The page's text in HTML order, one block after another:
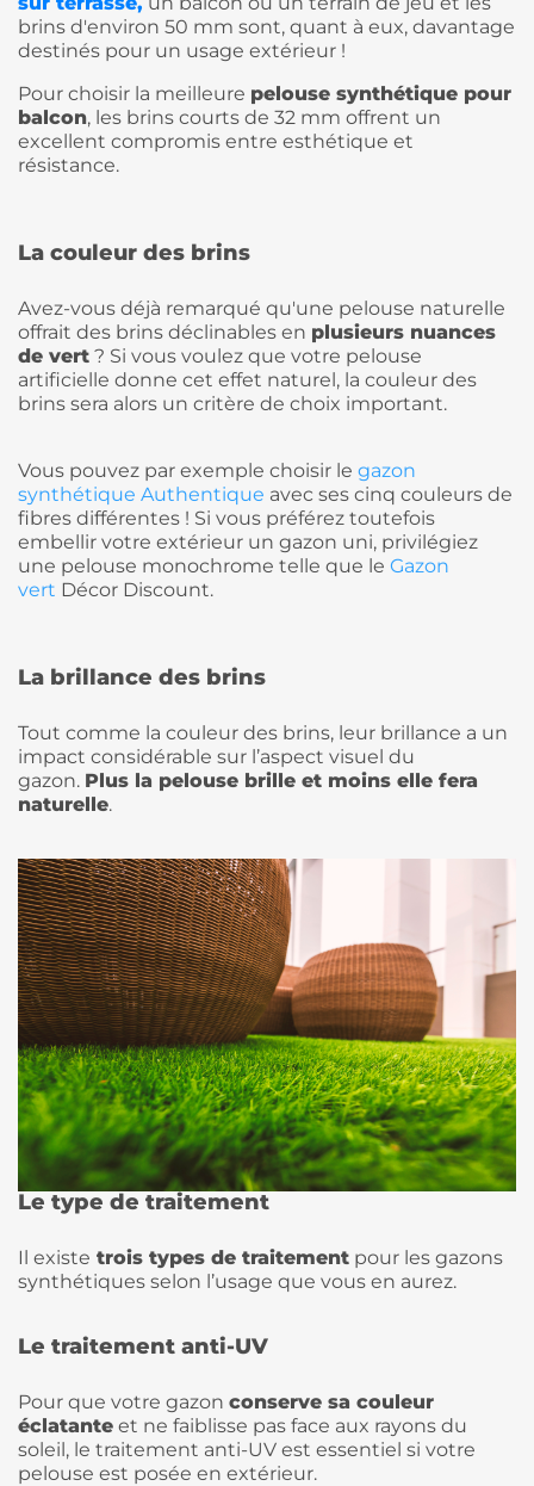
brins d'environ 50 mm sont, quant à eux, davantage
destinés pour un usage extérieur !
Pour choisir la meilleure pelouse synthétique pour
balcon, les brins courts de 32 mm offrent un
excellent compromis entre esthétique et
résistance.
La couleur des brins
Avez-vous déjà remarqué qu'une pelouse naturelle
offrait des brins déclinables en plusieurs nuances
de vert ? Si vous voulez que votre pelouse
artificielle donne cet effet naturel, la couleur des
brins sera alors un critère de choix important.
Vous pouvez par exemple choisir le gazon
synthétique Authentique avec ses cinq couleurs de
fibres différentes ! Si vous préférez toutefois
embellir votre extérieur un gazon uni, privilégiez
une pelouse monochrome telle que le Gazon
vert Décor Discount.
La brillance des brins
Tout comme la couleur des brins, leur brillance a un
impact considérable sur l’aspect visuel du
gazon. Plus la pelouse brille et moins elle fera
naturelle.
Le type de traitement
Il existe trois types de traitement pour les gazons
synthétiques selon l’usage que vous en aurez.
Le traitement anti-UV
Pour que votre gazon conserve sa couleur
éclatante et ne faiblisse pas face aux rayons du
soleil, le traitement anti-UV est essentiel si votre
pelouse est posée en extérieur.